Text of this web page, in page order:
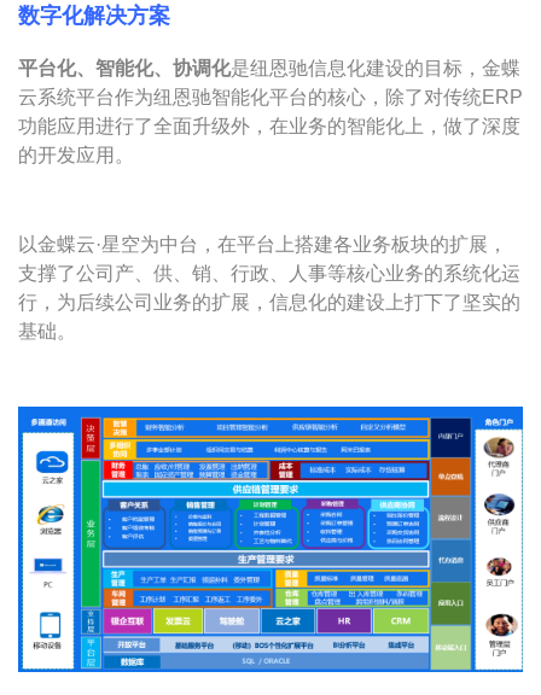
数字化解决方案
平台化、智能化、协调化是纽恩驰信息化建设的目标，金蝶
云系统平台作为纽恩驰智能化平台的核心，除了对传统ERP
功能应用进行了全面升级外，在业务的智能化上，做了深度
的开发应用。
以金蝶云·星空为中台，在平台上搭建各业务板块的扩展，
支撑了公司产、供、销、行政、人事等核心业务的系统化运
行，为后续公司业务的扩展，信息化的建设上打下了坚实的
基础。